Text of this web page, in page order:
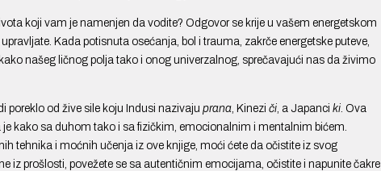
koji vam je namenjen da vodite? Odgovor se krije u vašem energetskom
Kada potisnuta osećanja, bol i trauma, zakrče energetske puteve,
našeg ličnog polja tako i onog univerzalnog, sprečavajući nas da živimo
poreklo od žive sile koju Indusi nazivaju prana , Kinezi či , a Japanci ki . Ova
kako sa duhom tako i sa fizičkim, emocionalnim i mentalnim bićem.
tehnika i moćnih učenja iz ove knjige, moći ćete da očistite iz svog
iz prošlosti, povežete se sa autentičnim emocijama, očistite i napunite čakre